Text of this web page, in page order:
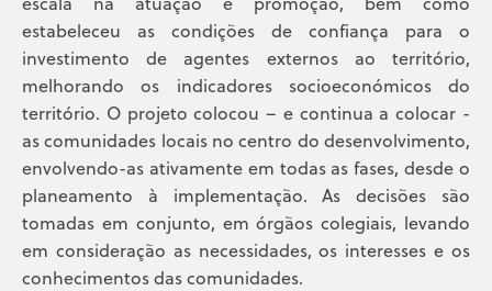
estabeleceu as condições de confiança para o
investimento de agentes externos ao território,
melhorando os indicadores socioeconómicos do
território. O projeto colocou – e continua a colocar -
as comunidades locais no centro do desenvolvimento,
envolvendo-as ativamente em todas as fases, desde o
planeamento à implementação. As decisões são
tomadas em conjunto, em órgãos colegiais, levando
em consideração as necessidades, os interesses e os
conhecimentos das comunidades.